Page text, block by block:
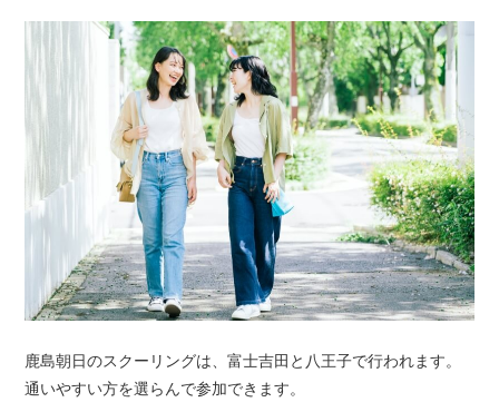
鹿島朝日のスクーリングは、富士吉田と八王子で行われます。
通いやすい方を選らんで参加できます。